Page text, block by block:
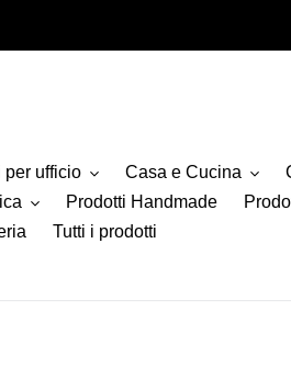
per ufficio Casa e Cucina
Prodotti Handmade
Tutti i prodotti